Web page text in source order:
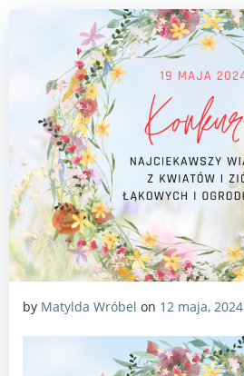
by Matylda Wróbel on 12 maja, 2024